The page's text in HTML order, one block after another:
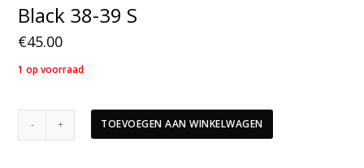
Black 38-39 S
€45.00
1 op voorraad
TOEVOEGEN AAN WINKELWAGEN